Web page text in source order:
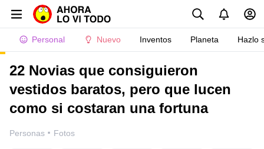
Personal Nuevo Inventos Planeta Hazlo
22 Novias que consiguieron
vestidos baratos, pero que lucen
como si costaran una fortuna
Personas · Fotos